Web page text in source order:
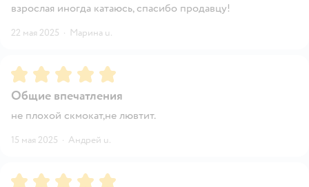
взрослая иногда катаюсь, спасибо продавцу!
22 мая 2025 · Марина u.
Рейтинг:5
Общие впечатления
не плохой скмокат,не лювтит.
15 мая 2025 · Андрей u.
Рейтинг:5